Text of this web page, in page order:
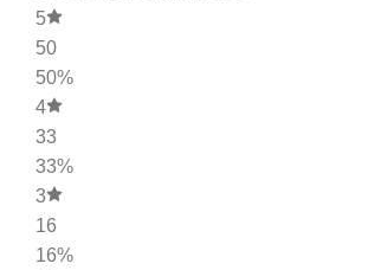
5
50
50%
4
33
33%
3
16
16%